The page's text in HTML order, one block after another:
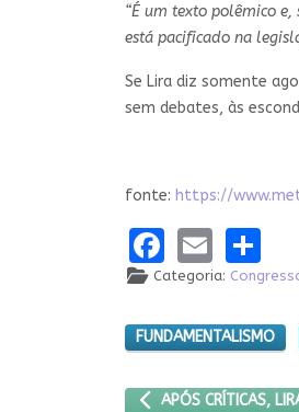
“É um texto polêmico
está pacificado na
Se Lira diz somente
sem debates, às
fonte: https://
Facebook
Email
Categoria:
FUNDAMENTALISMO
ARTIGO ANTERIOR:
APÓS CRÍTICAS,